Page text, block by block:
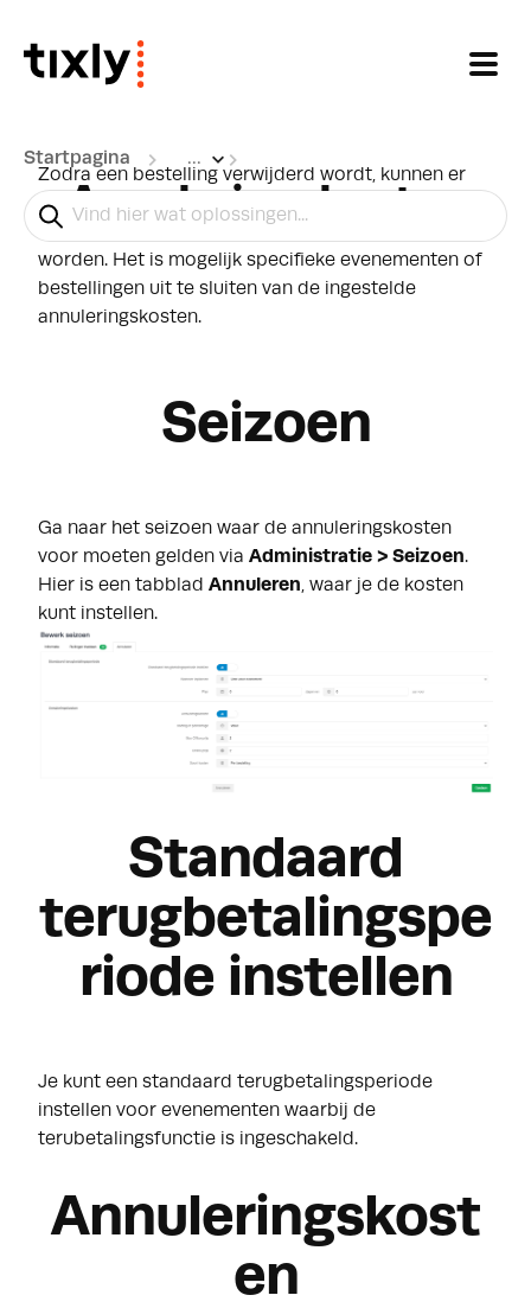
Startpagina ...
Annuleringskosten
Zodra een bestelling verwijderd wordt, kunnen er
annuleringskosten gerekend worden. De kosten
kunnen per bestelling of per ticket toegepast
worden. Het is mogelijk specifieke evenementen of
bestellingen uit te sluiten van de ingestelde
annuleringskosten.
Seizoen
Ga naar het seizoen waar de annuleringskosten
voor moeten gelden via Administratie > Seizoen.
Hier is een tabblad Annuleren, waar je de kosten
kunt instellen.
Standaard
terugbetalingspe
riode instellen
Je kunt een standaard terugbetalingsperiode
instellen voor evenementen waarbij de
terubetalingsfunctie is ingeschakeld.
Annuleringskost
en